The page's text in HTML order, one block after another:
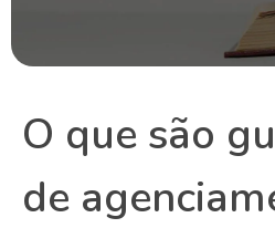
O que são
de